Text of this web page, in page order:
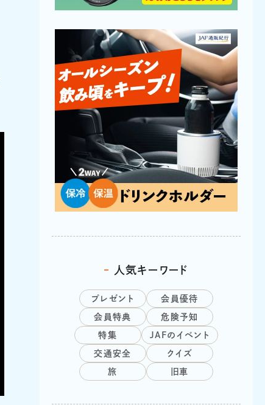
人気キーワード
プレゼント 会員優待
会員特典 危険予知
特集 JAFのイベント
交通安全 クイズ
旅 旧車